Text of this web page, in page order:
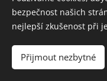
bezpečnost našich
nejlepší zkušenost při
Přijmout nezbytné